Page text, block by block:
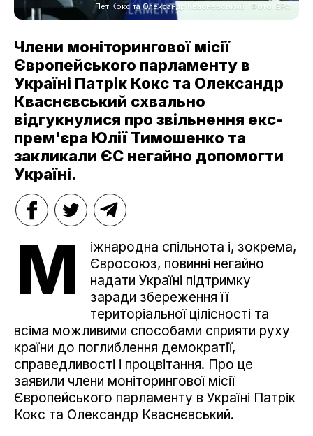
Пет Кокс та Олександр Кваснєвський . Фото: EPA
Члени моніторингової місії
Європейського парламенту в
Україні Патрік Кокс та Олександр
Кваснєвський схвально
відгукнулися про звільнення екс-
прем'єра Юлії Тимошенко та
закликали ЄС негайно допомогти
Україні.
М
іжнародна спільнота і, зокрема,
Євросоюз, повинні негайно
надати Україні підтримку
заради збереження її
територіальної цілісності та
всіма можливими способами сприяти руху
країни до поглиблення демократії,
справедливості і процвітання. Про це
заявили члени моніторингової місії
Європейського парламенту в Україні Патрік
Кокс та Олександр Кваснєвський.